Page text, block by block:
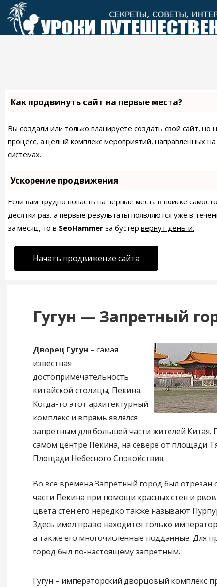
Перейти
контенту
Как продвинуть сайт на первые места?
Вы создали или только планируете создать свой сайт,
процесс, а целый комплекс мероприятий, направленных
системах.
Ускорение продвижения
Если вам трудно попасть на первые места в поиске
десятки раз, а первые результаты появляются уже в
за месяц, то в SeoHammer за бустер вернут деньги.
Начать продвижение сайта
Гугун — Запретный
Дворец Гугун – самая
известная
достопримечательность
китайской столицы, Пекина.
Когда-то этот архитектурный
комплекс и впрямь являлся
запретным для большей части жителей Китая.
самом центре Пекина, на севере от площади
Площади Небесного Спокойствия.
Во все времена Запретный город был отрезан
части Пекина при помощи красных стен и
цвета стен его нередко также называют
Здесь имел право находится только
а также его многочисленные подданные. Для
город был по-настоящему запретным.
Гугун – императорский дворцовый комплекс